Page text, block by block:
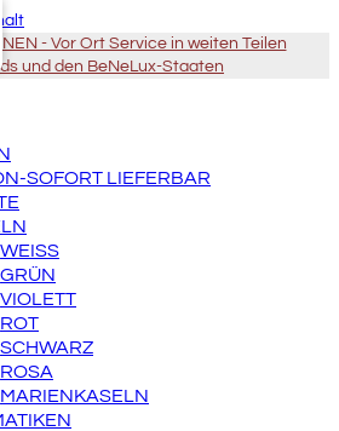
- Vor Ort Service in weiten Teilen
und den BeNeLux-Staaten
SOFORT LIEFERBAR
WEISS
GRÜN
VIOLETT
ROT
SCHWARZ
ROSA
MARIENKASELN